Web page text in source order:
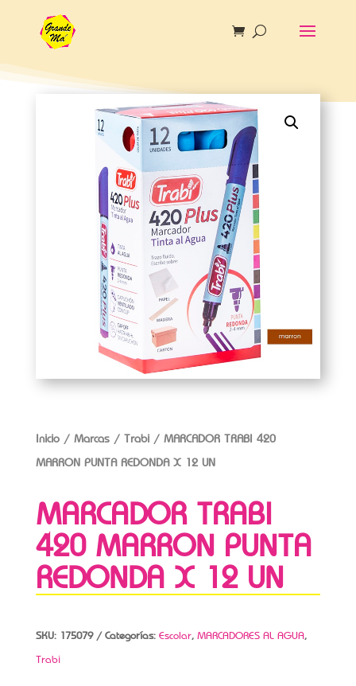
Inicio/ Marcas/ Trabi/ MARCADOR TRABI 420
MARRON PUNTA REDONDA X 12 UN
MARCADOR TRABI
420 MARRON PUNTA
REDONDA X 12 UN
SKU: 175079 Categorías: Escolar, MARCADORES AL AGUA,
Trabi